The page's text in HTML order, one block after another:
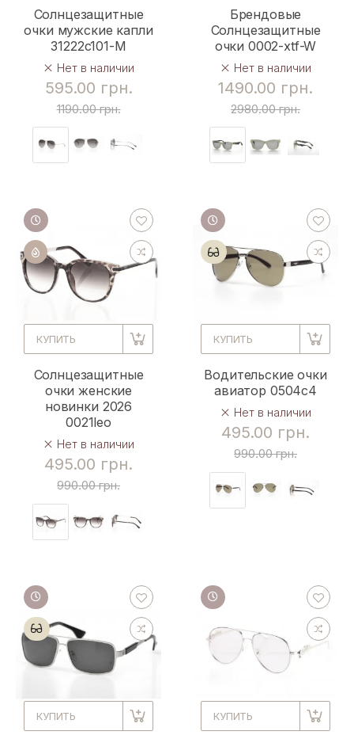
Солнцезащитные
очки мужские капли
31222c101-M
Нет в наличии
595.00 грн.
1190.00 грн.
Брендовые
Солнцезащитные
очки 0002-xtf-W
Нет в наличии
1490.00 грн.
2980.00 грн.
КУПИТЬ
Солнцезащитные
очки женские
новинки 2026
0021leo
Нет в наличии
495.00 грн.
990.00 грн.
КУПИТЬ
Водительские очки
авиатор 0504c4
Нет в наличии
495.00 грн.
990.00 грн.
КУПИТЬ КУПИТЬ